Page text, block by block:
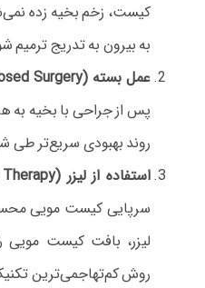
کیست، زخم بخیه زده
به بیرون به تدریج ترمیم
عمل بسته (Closed Surgery):
پس از جراحی با بخیه به
روند بهبودی سریع‌تر طی
استفاده از لیزر (Laser Therapy):
سرپایی کیست مویی
لیزر، بافت کیست
روش کم‌تهاجمی‌ترین